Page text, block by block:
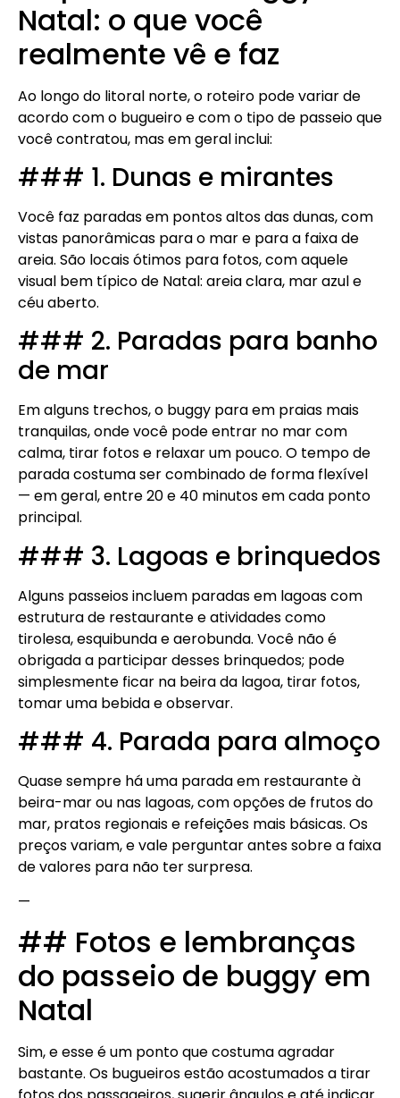
Natal: o que você
realmente vê e faz
Ao longo do litoral norte, o roteiro pode variar de
acordo com o bugueiro e com o tipo de passeio que
você contratou, mas em geral inclui:
### 1. Dunas e mirantes
Você faz paradas em pontos altos das dunas, com
vistas panorâmicas para o mar e para a faixa de
areia. São locais ótimos para fotos, com aquele
visual bem típico de Natal: areia clara, mar azul e
céu aberto.
### 2. Paradas para banho
de mar
Em alguns trechos, o buggy para em praias mais
tranquilas, onde você pode entrar no mar com
calma, tirar fotos e relaxar um pouco. O tempo de
parada costuma ser combinado de forma flexível
— em geral, entre 20 e 40 minutos em cada ponto
principal.
### 3. Lagoas e brinquedos
Alguns passeios incluem paradas em lagoas com
estrutura de restaurante e atividades como
tirolesa, esquibunda e aerobunda. Você não é
obrigada a participar desses brinquedos; pode
simplesmente ficar na beira da lagoa, tirar fotos,
tomar uma bebida e observar.
### 4. Parada para almoço
Quase sempre há uma parada em restaurante à
beira-mar ou nas lagoas, com opções de frutos do
mar, pratos regionais e refeições mais básicas. Os
preços variam, e vale perguntar antes sobre a faixa
de valores para não ter surpresa.
—
## Fotos e lembranças
do passeio de buggy em
Natal
Sim, e esse é um ponto que costuma agradar
bastante. Os bugueiros estão acostumados a tirar